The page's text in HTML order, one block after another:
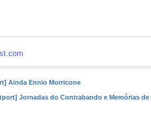
Ainda Ennio Morricone
Jornadas do Contrabando e Memórias de